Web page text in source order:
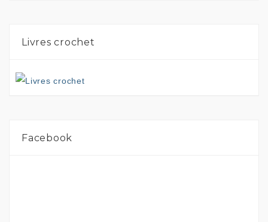
Livres crochet
Facebook